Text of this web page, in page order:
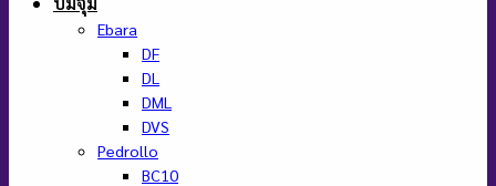
Ebara
DF
DL
DML
DVS
Pedrollo
BC10